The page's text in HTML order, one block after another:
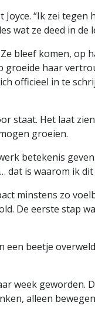
“Ik zei
wat ze deed in de
bleef komen, op
groeide haar
officieel in te
staat. Het laat
groeien.
betekenis
dat is waarom ik dit
minstens zo
De eerste stap
beetje
week geworden.
alleen